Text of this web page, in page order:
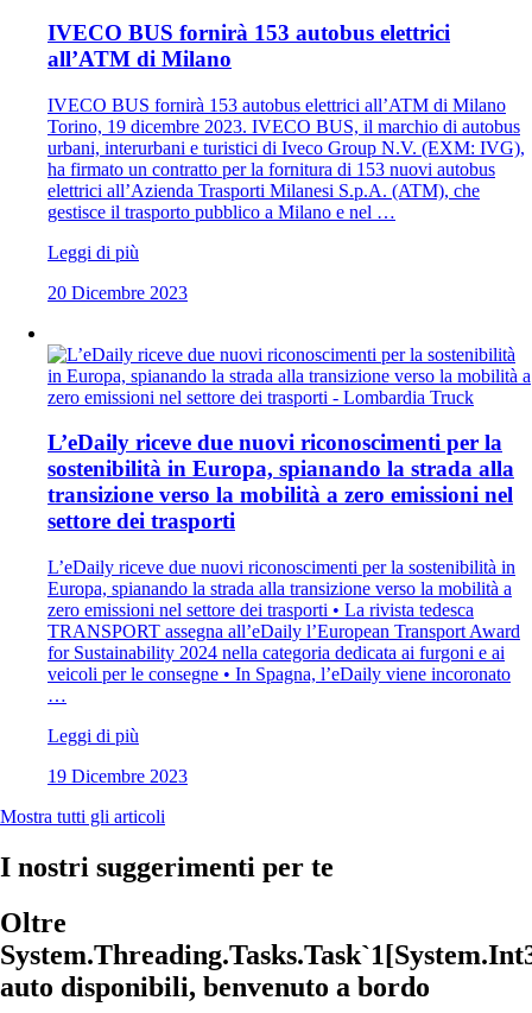
IVECO BUS fornirà 153 autobus elettrici
all’ATM di Milano
IVECO BUS fornirà 153 autobus elettrici all’ATM di Milano
Torino, 19 dicembre 2023. IVECO BUS, il marchio di autobus
urbani, interurbani e turistici di Iveco Group N.V. (EXM: IVG),
ha firmato un contratto per la fornitura di 153 nuovi autobus
elettrici all’Azienda Trasporti Milanesi S.p.A. (ATM), che
gestisce il trasporto pubblico a Milano e nel …
Leggi di più
20 Dicembre 2023
L’eDaily riceve due nuovi riconoscimenti per la
sostenibilità in Europa, spianando la strada alla
transizione verso la mobilità a zero emissioni nel
settore dei trasporti
L’eDaily riceve due nuovi riconoscimenti per la sostenibilità in
Europa, spianando la strada alla transizione verso la mobilità a
zero emissioni nel settore dei trasporti • La rivista tedesca
TRANSPORT assegna all’eDaily l’European Transport Award
for Sustainability 2024 nella categoria dedicata ai furgoni e ai
veicoli per le consegne • In Spagna, l’eDaily viene incoronato
…
Leggi di più
19 Dicembre 2023
Mostra tutti gli articoli
I nostri suggerimenti per te
Oltre
auto disponibili, benvenuto a bordo